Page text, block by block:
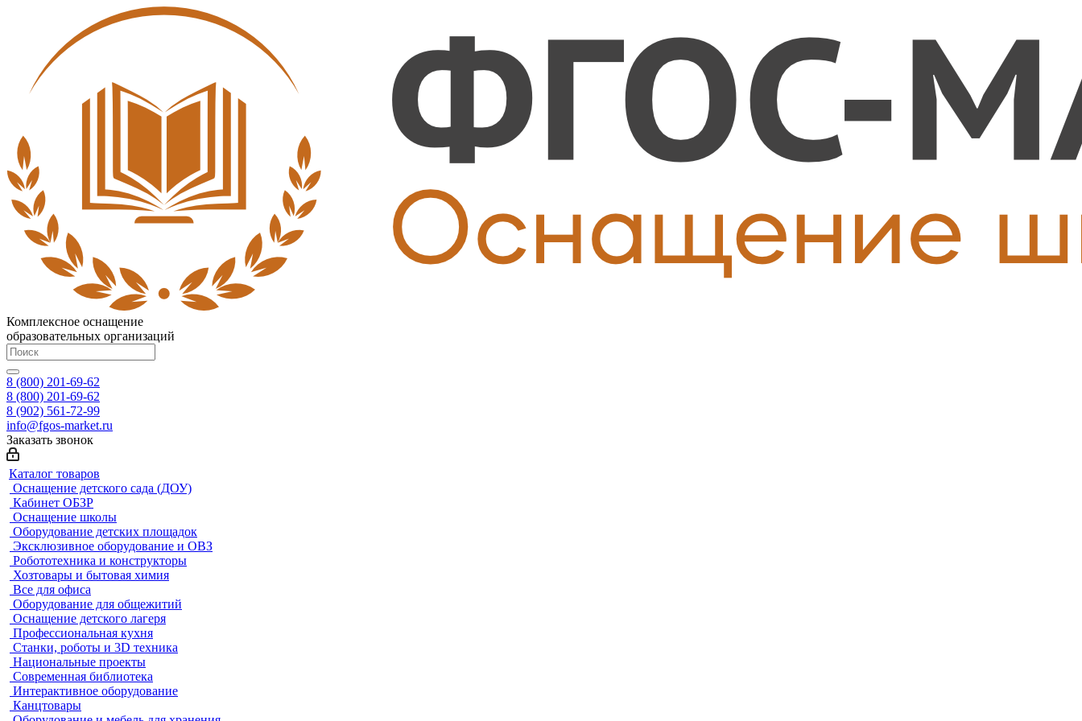
Комплексное оснащение
образовательных организаций
8 (800) 201-69-62
8 (800) 201-69-62
8 (902) 561-72-99
info@fgos-market.ru
Заказать звонок
Каталог товаров
Оснащение детского сада (ДОУ)
Кабинет ОБЗР
Оснащение школы
Оборудование детских площадок
Эксклюзивное оборудование и ОВЗ
Робототехника и конструкторы
Хозтовары и бытовая химия
Все для офиса
Оборудование для общежитий
Оснащение детского лагеря
Профессиональная кухня
Станки, роботы и 3D техника
Национальные проекты
Современная библиотека
Интерактивное оборудование
Канцтовары